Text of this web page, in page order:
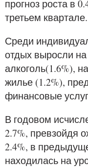
прогноз роста в
третьем квартале.
Среди
отдых выросли
алкоголь(1.6%),
жилье (1.2%),
финансовые
В годовом
2.7%, превзойдя
2.4%, в
находилась на